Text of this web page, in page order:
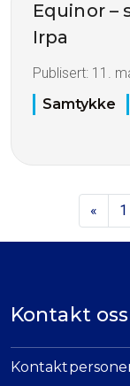
Equinor –
Irpa
Publisert: 11.
Samtykke
« 1
Kontakt oss